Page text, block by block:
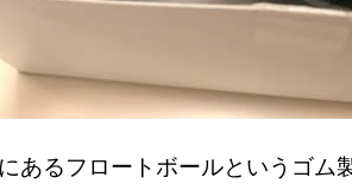
あるフロートボールというゴム